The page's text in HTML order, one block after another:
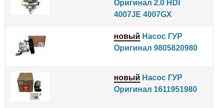
Оригинал 2.0 HDI
4007JE 4007GX
новый Насос ГУР
Оригинал 9805820980
новый Насос ГУР
Оригинал 1611951980